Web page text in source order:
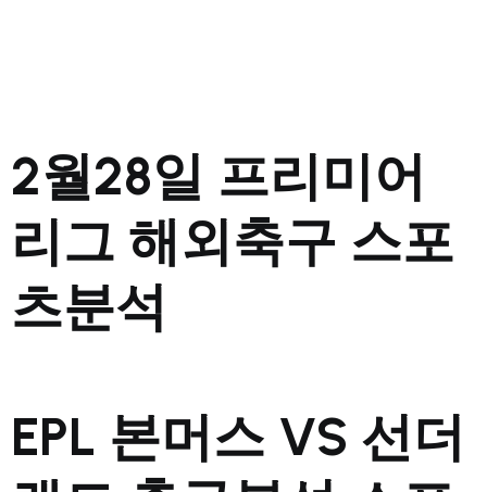
2월28일 프리미어
리그 해외축구 스포
츠분석
EPL 본머스 VS 선더